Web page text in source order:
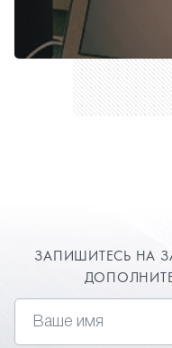
ЗАПИШИТЕСЬ НА